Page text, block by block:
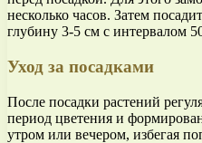
несколько часов. Затем
глубину 3-5 см с интервалом
Уход за посадками
После посадки растений
период цветения и
утром или вечером, избегая